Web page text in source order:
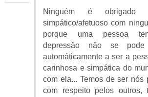
Ninguém é
simpático/afetuoso com
porque uma pessoa
depressão não se pode
automáticamente a ser a
carinhosa e simpática do
com ela... Temos de ser nós
com respeito pelos outros,